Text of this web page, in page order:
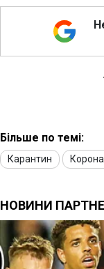
Більше по темі:
Карантин